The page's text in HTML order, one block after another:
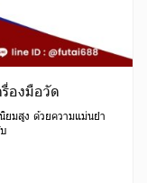
องมือวัด
ยมสูง ด้วยความแม่นยำ